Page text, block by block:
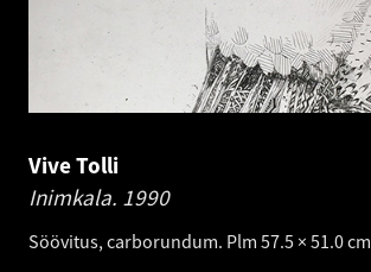
Vive Tolli
Inimkala. 1990
Söövitus, carborundum. Plm 57.5 × 51.0 cm